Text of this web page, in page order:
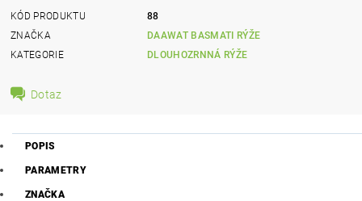
KÓD PRODUKTU
88
ZNAČKA
DAAWAT BASMATI RÝŽE
KATEGORIE
DLOUHOZRNNÁ RÝŽE
Dotaz
POPIS
PARAMETRY
ZNAČKA